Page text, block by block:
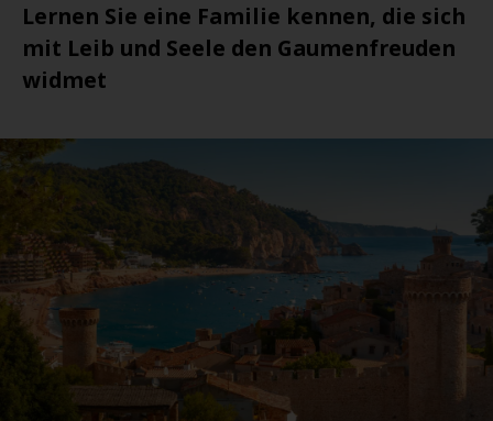
Lernen Sie eine Familie kennen, die sich
mit Leib und Seele den Gaumenfreuden
widmet